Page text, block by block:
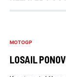
MOTOGP
LOSAIL